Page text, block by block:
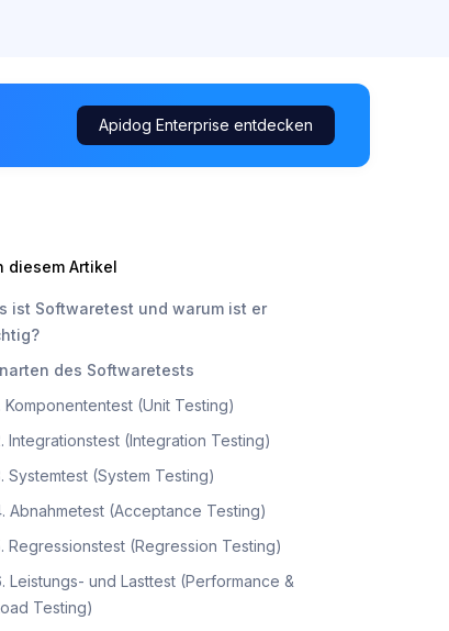
Apidog Enterprise entdecken
diesem Artikel
ist Softwaretest und warum ist er
des Softwaretests
Komponententest (Unit Testing)
Integrationstest (Integration Testing)
Systemtest (System Testing)
Abnahmetest (Acceptance Testing)
Regressionstest (Regression Testing)
Leistungs- und Lasttest (Performance &
Testing)